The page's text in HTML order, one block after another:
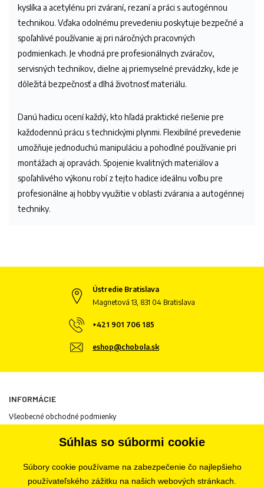
kyslíka a acetylénu pri zváraní, rezaní a práci s autogénnou
technikou. Vďaka odolnému prevedeniu poskytuje bezpečné a
spoľahlivé používanie aj pri náročných pracovných
podmienkach. Je vhodná pre profesionálnych zváračov,
servisných technikov, dielne aj priemyselné prevádzky, kde je
dôležitá bezpečnosť a dlhá životnosť materiálu.
Danú hadicu ocení každý, kto hľadá praktické riešenie pre
každodennú prácu s technickými plynmi. Flexibilné prevedenie
umožňuje jednoduchú manipuláciu a pohodlné používanie pri
montážach aj opravách. Spojenie kvalitných materiálov a
spoľahlivého výkonu robí z tejto hadice ideálnu voľbu pre
profesionálne aj hobby využitie v oblasti zvárania a autogénnej
techniky.
Ústredie Bratislava
Magnetová 13, 831 04 Bratislava
+421 901 706 185
eshop@chobola.sk
INFORMÁCIE
Všeobecné obchodné podmienky
Informácie o cookies
Odstúpenie od zmluvy
Ochrana osobných údajov
Súhlas so súbormi cookie
Súbory cookie používame na zabezpečenie čo najlepšieho
používateľského zážitku na našich webových stránkach.